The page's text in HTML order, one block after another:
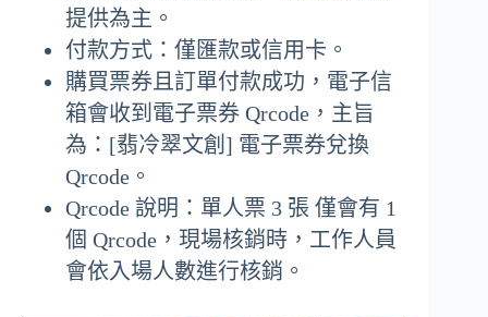
提供為主。
付款方式：僅匯款或信用卡。
購買票券且訂單付款成功，電子信
箱會收到電子票券 Qrcode，主旨
為：[翡冷翠文創] 電子票券兌換
Qrcode。
Qrcode 說明：單人票 3 張 僅會有 1
個 Qrcode，現場核銷時，工作人員
會依入場人數進行核銷。